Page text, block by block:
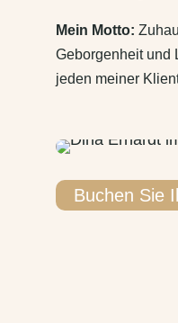
Mein Motto:
Geborgenheit und
jeden meiner
Buchen Sie